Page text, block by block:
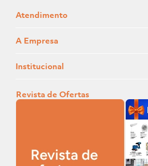
Atendimento
A Empresa
Institucional
Revista de Ofertas